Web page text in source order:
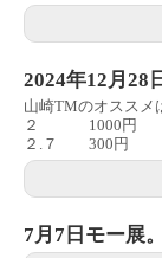
2024年12月28
山崎TMのオ
２ 1000円
２.７ 300円
7月7日モー展。